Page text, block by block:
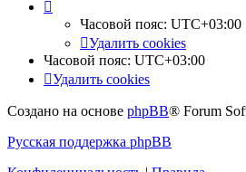
Часовой пояс: UTC+03:00
Удалить cookies
Часовой пояс: UTC+03:00
Удалить cookies
Создано на основе phpBB® Forum
Русская поддержка phpBB